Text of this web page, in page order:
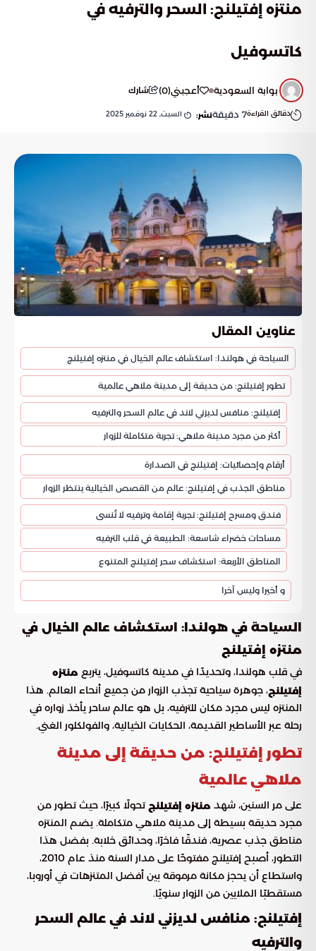
منتزه إفتيلنج: السحر والترفيه في
كاتسوفيل
بوابة السعودية أعجبني(
0
) شارك
دقائق القراءة7 دقيقةنشر: السبت, 22 نوفمبر 2025
عناوين المقال
السياحة في هولندا: استكشاف عالم الخيال في منتزه إفتيلنج
تطور إفتيلنج: من حديقة إلى مدينة ملاهي عالمية
إفتيلنج: منافس لديزني لاند في عالم السحر والترفيه
أكثر من مجرد مدينة ملاهي: تجربة متكاملة للزوار
أرقام وإحصائيات: إفتيلنج في الصدارة
مناطق الجذب في إفتيلنج: عالم من القصص الخيالية ينتظر الزوار
فندق ومسرح إفتيلنج: تجربة إقامة وترفيه لا تُنسى
مساحات خضراء شاسعة: الطبيعة في قلب الترفيه
المناطق الأربعة: استكشاف سحر إفتيلنج المتنوع
و أخيرا وليس آخرا
السياحة في هولندا: استكشاف عالم الخيال في
منتزه إفتيلنج
في قلب هولندا، وتحديدًا في مدينة كاتسوفيل، يتربع منتزه
إفتيلنج، جوهرة سياحية تجذب الزوار من جميع أنحاء العالم. هذا
المنتزه ليس مجرد مكان للترفيه، بل هو عالم ساحر يأخذ زواره في
رحلة عبر الأساطير القديمة، الحكايات الخيالية، والفولكلور الغني.
تطور إفتيلنج: من حديقة إلى مدينة
ملاهي عالمية
على مر السنين، شهد منتزه إفتيلنج تحولًا كبيرًا، حيث تطور من
مجرد حديقة بسيطة إلى مدينة ملاهي متكاملة. يضم المنتزه
مناطق جذب عصرية، فندقًا فاخرًا، وحدائق خلابة. بفضل هذا
التطور، أصبح إفتيلنج مفتوحًا على مدار السنة منذ عام 2010،
واستطاع أن يحجز مكانة مرموقة بين أفضل المتنزهات في أوروبا،
مستقطبًا الملايين من الزوار سنويًا.
إفتيلنج: منافس لديزني لاند في عالم السحر
والترفيه